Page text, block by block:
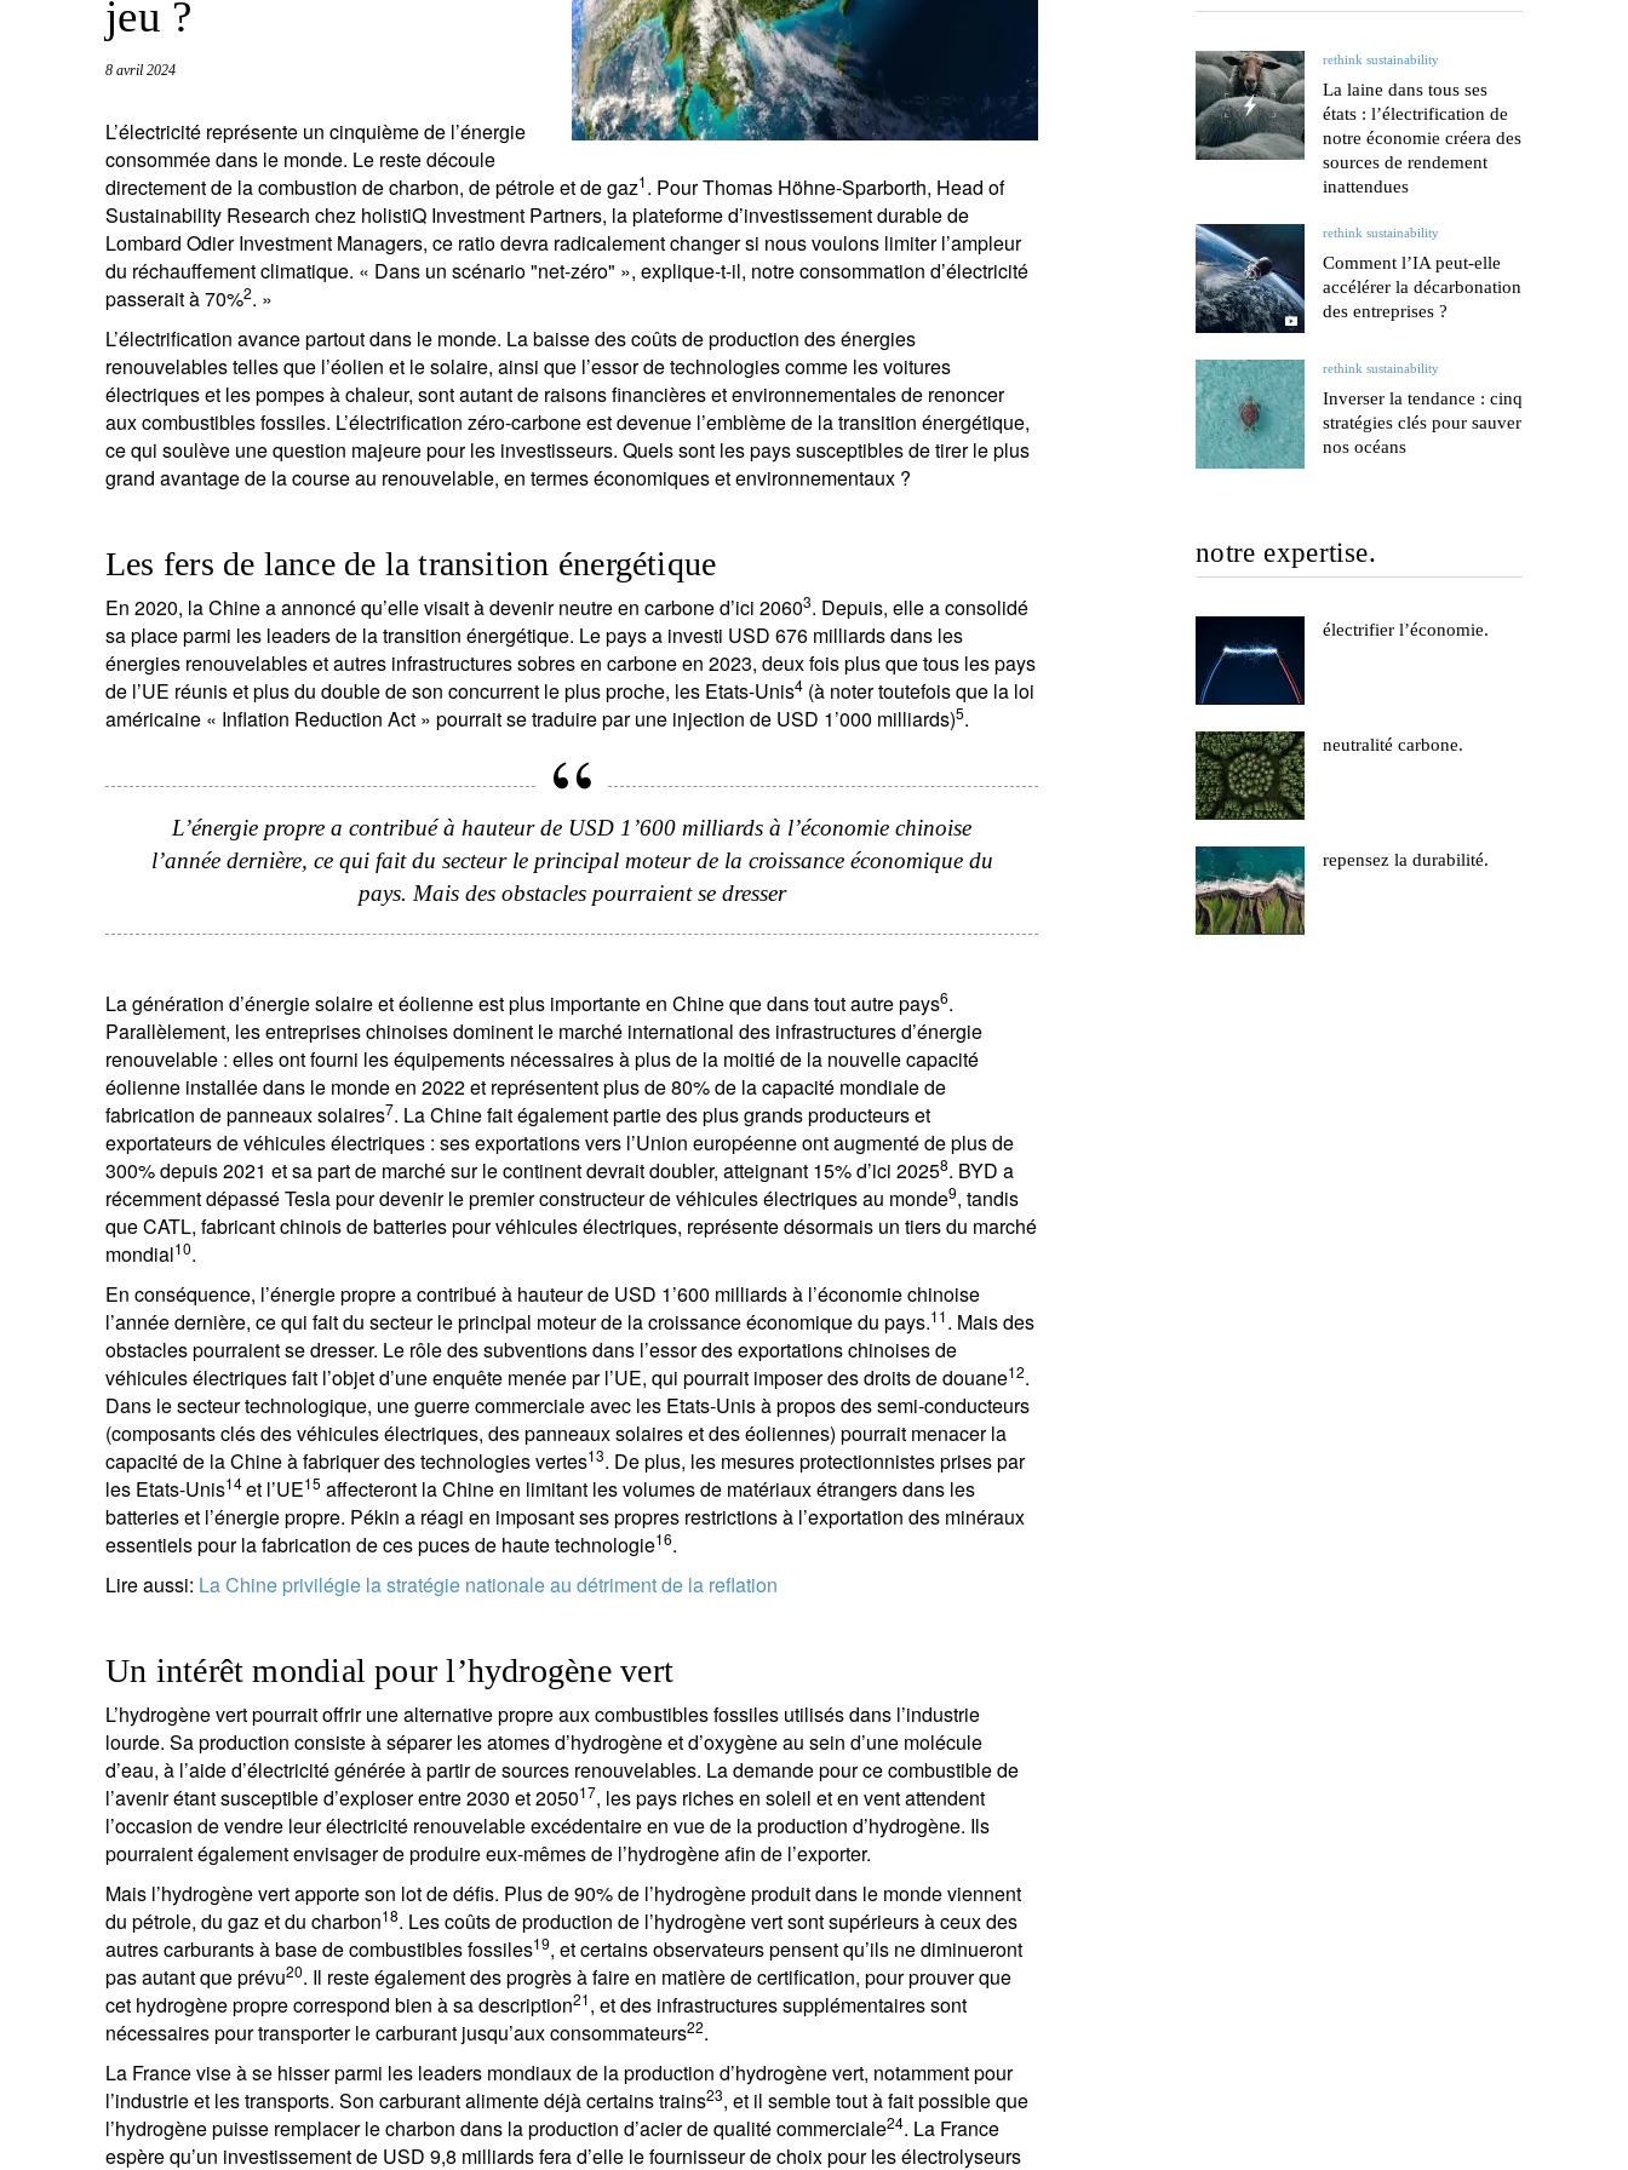
entrepreneurs.
UHNWI grands patrimoines.
jeu ?
8 avril 2024
L’électricité représente un cinquième de l’énergie
consommée dans le monde. Le reste découle
directement de la combustion de charbon, de pétrole et de gaz1. Pour Thomas Höhne-Sparborth, Head of
Sustainability Research chez holistiQ Investment Partners, la plateforme d’investissement durable de
Lombard Odier Investment Managers, ce ratio devra radicalement changer si nous voulons limiter l’ampleur
du réchauffement climatique. « Dans un scénario "net-zéro" », explique-t-il, notre consommation d’électricité
passerait à 70%2. »
L’électrification avance partout dans le monde. La baisse des coûts de production des énergies
renouvelables telles que l’éolien et le solaire, ainsi que l’essor de technologies comme les voitures
électriques et les pompes à chaleur, sont autant de raisons financières et environnementales de renoncer
aux combustibles fossiles. L’électrification zéro-carbone est devenue l’emblème de la transition énergétique,
ce qui soulève une question majeure pour les investisseurs. Quels sont les pays susceptibles de tirer le plus
grand avantage de la course au renouvelable, en termes économiques et environnementaux ?
Les fers de lance de la transition énergétique
En 2020, la Chine a annoncé qu’elle visait à devenir neutre en carbone d’ici 20603. Depuis, elle a consolidé
sa place parmi les leaders de la transition énergétique. Le pays a investi USD 676 milliards dans les
énergies renouvelables et autres infrastructures sobres en carbone en 2023, deux fois plus que tous les pays
de l’UE réunis et plus du double de son concurrent le plus proche, les Etats-Unis4 (à noter toutefois que la loi
américaine « Inflation Reduction Act » pourrait se traduire par une injection de USD 1’000 milliards)5.
L’énergie propre a contribué à hauteur de USD 1’600 milliards à l’économie chinoise
l’année dernière, ce qui fait du secteur le principal moteur de la croissance économique du
pays. Mais des obstacles pourraient se dresser
La génération d’énergie solaire et éolienne est plus importante en Chine que dans tout autre pays6.
Parallèlement, les entreprises chinoises dominent le marché international des infrastructures d’énergie
renouvelable : elles ont fourni les équipements nécessaires à plus de la moitié de la nouvelle capacité
éolienne installée dans le monde en 2022 et représentent plus de 80% de la capacité mondiale de
fabrication de panneaux solaires7. La Chine fait également partie des plus grands producteurs et
exportateurs de véhicules électriques : ses exportations vers l’Union européenne ont augmenté de plus de
300% depuis 2021 et sa part de marché sur le continent devrait doubler, atteignant 15% d’ici 20258. BYD a
récemment dépassé Tesla pour devenir le premier constructeur de véhicules électriques au monde9, tandis
que CATL, fabricant chinois de batteries pour véhicules électriques, représente désormais un tiers du marché
mondial10.
En conséquence, l’énergie propre a contribué à hauteur de USD 1’600 milliards à l’économie chinoise
l’année dernière, ce qui fait du secteur le principal moteur de la croissance économique du pays.11. Mais des
obstacles pourraient se dresser. Le rôle des subventions dans l’essor des exportations chinoises de
véhicules électriques fait l’objet d’une enquête menée par l’UE, qui pourrait imposer des droits de douane12.
Dans le secteur technologique, une guerre commerciale avec les Etats-Unis à propos des semi-conducteurs
(composants clés des véhicules électriques, des panneaux solaires et des éoliennes) pourrait menacer la
capacité de la Chine à fabriquer des technologies vertes13. De plus, les mesures protectionnistes prises par
les Etats-Unis14et l’UE15 affecteront la Chine en limitant les volumes de matériaux étrangers dans les
batteries et l’énergie propre. Pékin a réagi en imposant ses propres restrictions à l’exportation des minéraux
essentiels pour la fabrication de ces puces de haute technologie16.
Lire aussi: La Chine privilégie la stratégie nationale au détriment de la reflation
Un intérêt mondial pour l’hydrogène vert
L’hydrogène vert pourrait offrir une alternative propre aux combustibles fossiles utilisés dans l’industrie
lourde. Sa production consiste à séparer les atomes d’hydrogène et d’oxygène au sein d’une molécule
d’eau, à l’aide d’électricité générée à partir de sources renouvelables. La demande pour ce combustible de
l’avenir étant susceptible d’exploser entre 2030 et 205017, les pays riches en soleil et en vent attendent
l’occasion de vendre leur électricité renouvelable excédentaire en vue de la production d’hydrogène. Ils
pourraient également envisager de produire eux-mêmes de l’hydrogène afin de l’exporter.
Mais l’hydrogène vert apporte son lot de défis. Plus de 90% de l’hydrogène produit dans le monde viennent
du pétrole, du gaz et du charbon18. Les coûts de production de l’hydrogène vert sont supérieurs à ceux des
autres carburants à base de combustibles fossiles19, et certains observateurs pensent qu’ils ne diminueront
pas autant que prévu20. Il reste également des progrès à faire en matière de certification, pour prouver que
cet hydrogène propre correspond bien à sa description21, et des infrastructures supplémentaires sont
nécessaires pour transporter le carburant jusqu’aux consommateurs22.
La France vise à se hisser parmi les leaders mondiaux de la production d’hydrogène vert, notamment pour
l’industrie et les transports. Son carburant alimente déjà certains trains23, et il semble tout à fait possible que
l’hydrogène puisse remplacer le charbon dans la production d’acier de qualité commerciale24. La France
espère qu’un investissement de USD 9,8 milliards fera d’elle le fournisseur de choix pour les électrolyseurs
rethink sustainability
La laine dans tous ses
états : l’électrification de
notre économie créera des
sources de rendement
inattendues
rethink sustainability
Comment l’IA peut-elle
accélérer la décarbonation
des entreprises ?
rethink sustainability
Inverser la tendance : cinq
stratégies clés pour sauver
nos océans
notre expertise.
électrifier l’économie.
neutralité carbone.
repensez la durabilité.
S'inscrire à la newsletter
Email
Select an Option
Civilité Prénom Nom